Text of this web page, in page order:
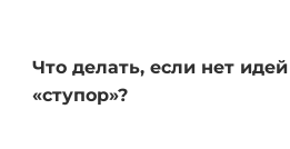
Что делать, если нет
«ступор»?